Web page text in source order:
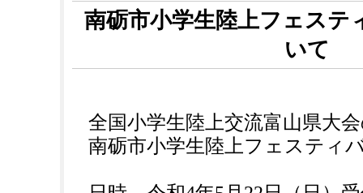
南砺市小学生陸上フェステ
いて
全国小学生陸上交流富山県大
南砺市小学生陸上フェスティ